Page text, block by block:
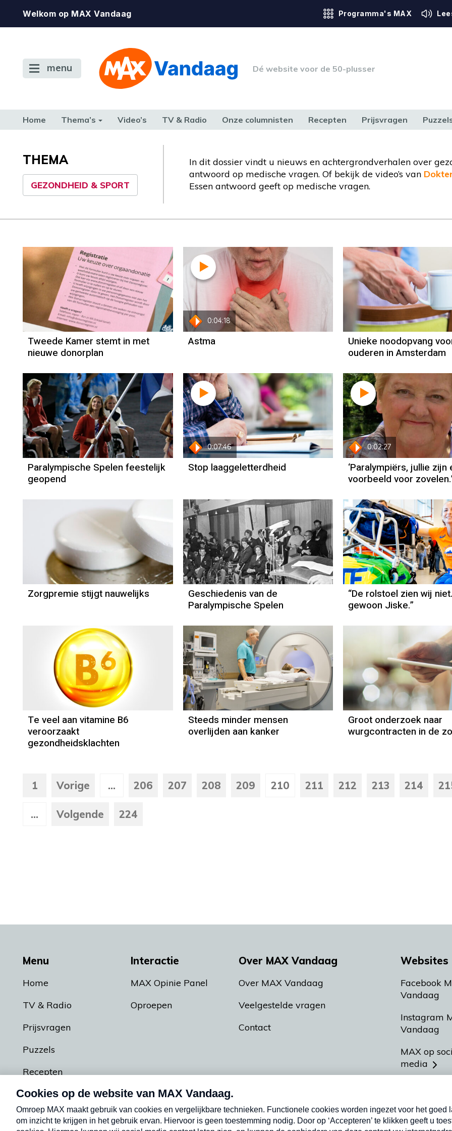
Welkom op MAX Vandaag Programma's MAX
menu Dé website voor de 50-plusser
Home Thema’s Video’s TV & Radio Onze columnisten Recepten Prijsvragen
TERUG NAAR TOEN
THEMA
GEZONDHEID & SPORT
In dit dossier vindt u nieuws en achtergrondverhalen over
antwoord op medische vragen. Of bekijk de video’s van
Essen antwoord geeft op medische vragen.
Tweede Kamer stemt in met
nieuwe donorplan
0:04:18
Astma
Unieke noodopvang
ouderen in Amsterdam
Paralympische Spelen feestelijk
geopend
0:07:46
Stop laaggeletterdheid
0:02:27
‘Paralympiërs, jullie zijn
voorbeeld voor
Zorgpremie stijgt nauwelijks
Geschiedenis van de
Paralympische Spelen
“De rolstoel zien wij
gewoon Jiske.”
Te veel aan vitamine B6
veroorzaakt
gezondheidsklachten
Steeds minder mensen
overlijden aan kanker
Groot onderzoek naar
wurgcontracten in de
1 Vorige ... 206 207 208 209 210 211 212 213 214
... Volgende 224
Menu
Home
TV & Radio
Prijsvragen
Puzzels
Recepten
Podcasts
Interactie
MAX Opinie Panel
Oproepen
Over MAX Vandaag
Over MAX Vandaag
Veelgestelde vragen
Contact
Websites
Facebook
Vandaag
Instagram
Vandaag
MAX op
media
Meldpunt